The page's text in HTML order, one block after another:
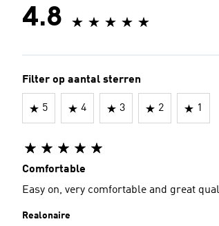
4.8
Filter op aantal sterren
5 4 3 2 1
Comfortable
Easy on, very comfortable and great
Realonaire